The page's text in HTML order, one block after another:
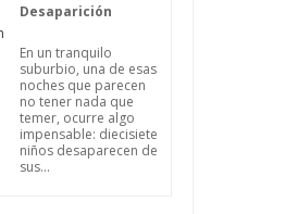
Desaparición
En un tranquilo
suburbio, una de esas
noches que parecen
no tener nada que
temer, ocurre algo
impensable: diecisiete
niños desaparecen de
sus...